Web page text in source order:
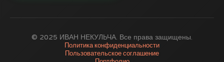
© 2025 ИВАН НЕКУЛЬЧА. Все права защищены.
Политика конфиденциальности
Пользовательское соглашение